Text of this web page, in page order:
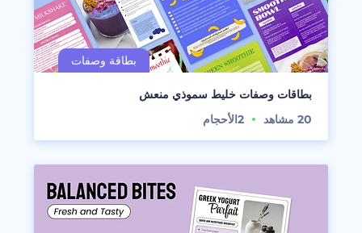
بطاقات وصفات خليط سموذي منعش
20 مشاهد 2الأحجام